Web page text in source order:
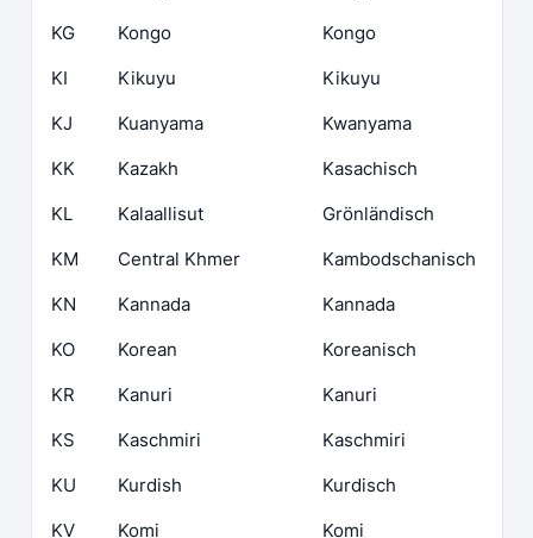
KG
Kongo
Kongo
KI
Kikuyu
Kikuyu
KJ
Kuanyama
Kwanyama
KK
Kazakh
Kasachisch
KL
Kalaallisut
Grönländisch
KM
Central Khmer
Kambodschanisch
KN
Kannada
Kannada
KO
Korean
Koreanisch
KR
Kanuri
Kanuri
KS
Kaschmiri
Kaschmiri
KU
Kurdish
Kurdisch
KV
Komi Komi